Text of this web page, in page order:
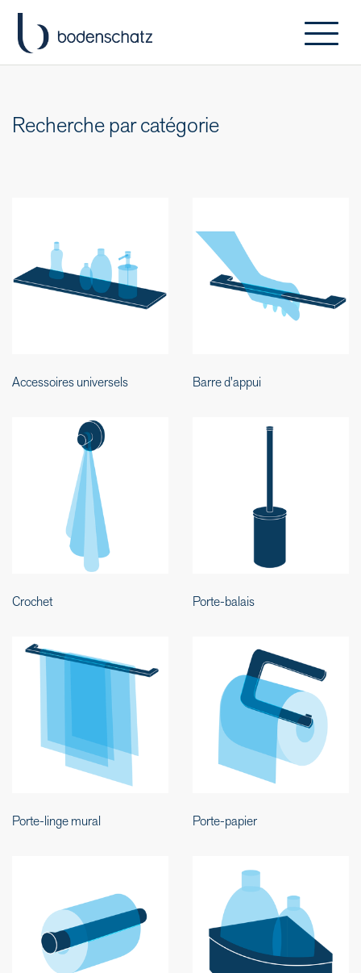
Recherche par catégorie
Accessoires universels Barre d'appui
Crochet Porte-balais
Porte-linge mural Porte-papier